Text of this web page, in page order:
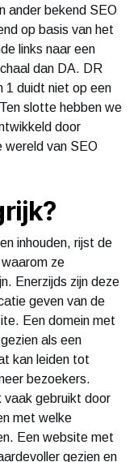
ander bekend SEO
op basis van het
links naar een
dan DA. DR
1 duidt niet op een
slotte hebben we
door
wereld van SEO
inhouden, rijst de
ze
Enerzijds zijn deze
geven van de
Een domein met
als een
kan leiden tot
bezoekers.
vaak gebruikt door
met welke
Een website met
gezien en